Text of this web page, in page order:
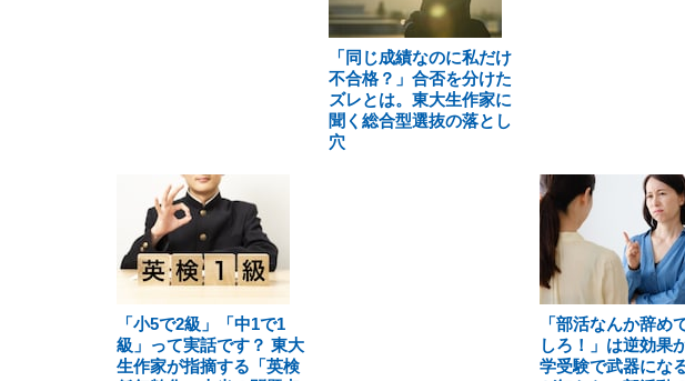
「同じ成績なのに私だけ
不合格？」合否を分けた
ズレとは。東大生作家に
聞く総合型選抜の落とし
穴
「小5で2級」「中1で1
級」って実話です？ 東大
生作家が指摘する「英検
「部活なんか辞め
しろ！」は逆効果
学受験で武器にな